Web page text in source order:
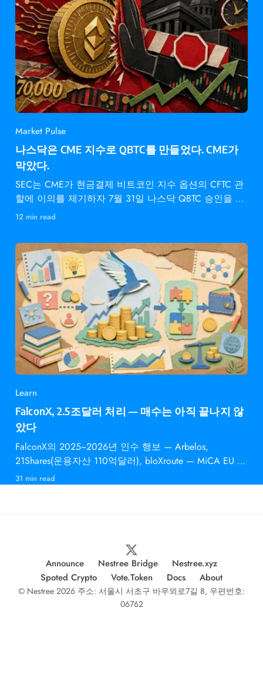
Market Pulse
나스닥은 CME 지수로 QBTC를 만들었다. CME가
막았다.
SEC는 CME가 현금결제 비트코인 지수 옵션의 CFTC 관
할에 이의를 제기하자 7월 31일 나스닥 QBTC 승인을 동
결했다.
12 min read
Learn
FalconX, 2.5조달러 처리 — 매수는 아직 끝나지 않
았다
FalconX의 2025~2026년 인수 행보 — Arbelos,
21Shares(운용자산 110억달러), bloXroute — MiCA EU 승
인과 의미
31 min read
Announce Nestree Bridge
Nestree.xyz
Spoted Crypto
Vote.Token Docs About
© Nestree 2026 주소: 서울시 서초구 바우뫼로7길 8, 우편번호:
06762